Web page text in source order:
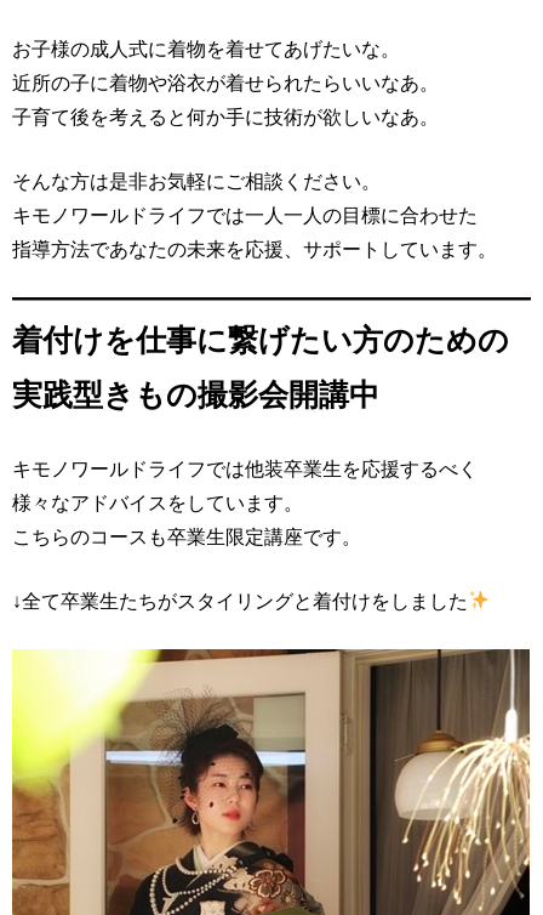
お子様の成人式に着物を着せてあげたいな。
近所の子に着物や浴衣が着せられたらいいなあ。
子育て後を考えると何か手に技術が欲しいなあ。
そんな方は是非お気軽にご相談ください。
キモノワールドライフでは一人一人の目標に合わせた
指導方法であなたの未来を応援、サポートしています。
着付けを仕事に繋げたい方のための
実践型きもの撮影会開講中
キモノワールドライフでは他装卒業生を応援するべく
様々なアドバイスをしています。
こちらのコースも卒業生限定講座です。
↓全て卒業生たちがスタイリングと着付けをしました